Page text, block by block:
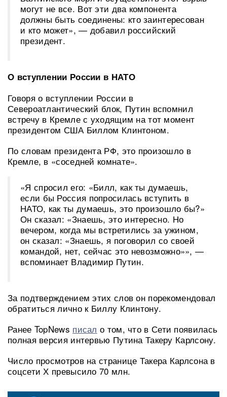
могут не все. Вот эти два компонента
должны быть соединены: кто заинтересован
и кто может», — добавил российский
президент.
О вступлении России в НАТО
Говоря о вступлении России в
Североатлантический блок, Путин вспомнил
встречу в Кремле с уходящим на тот момент
президентом США Биллом Клинтоном.
По словам президента РФ, это произошло в
Кремле, в «соседней комнате».
«Я спросил его: «Билл, как ты думаешь,
если бы Россия попросилась вступить в
НАТО, как ты думаешь, это произошло бы?»
Он сказал: «Знаешь, это интересно. Но
вечером, когда мы встретились за ужином,
он сказал: «Знаешь, я поговорил со своей
командой, нет, сейчас это невозможно»», —
вспоминает Владимир Путин.
За подтверждением этих слов он порекомендовал
обратиться лично к Биллу Клинтону.
Ранее TopNews писал о том, что в Сети появилась
полная версия интервью Путина Такеру Карлсону.
Число просмотров на странице Такера Карлсона в
соцсети Х превысило 70 млн.